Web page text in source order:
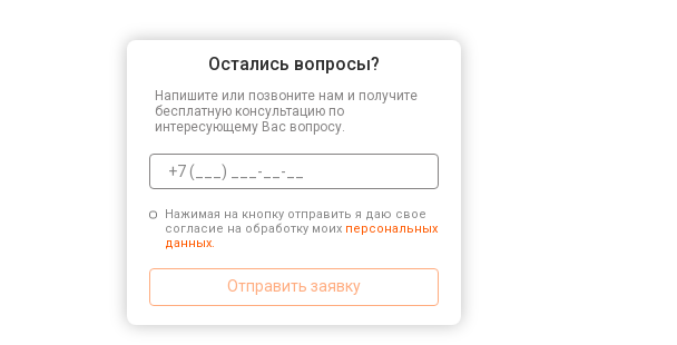
Остались вопросы?
Напишите или позвоните нам и получите
бесплатную консультацию по
интересующему Вас вопросу.
Нажимая на кнопку отправить я даю свое
согласие на обработку моих персональных
данных.
Отправить заявку